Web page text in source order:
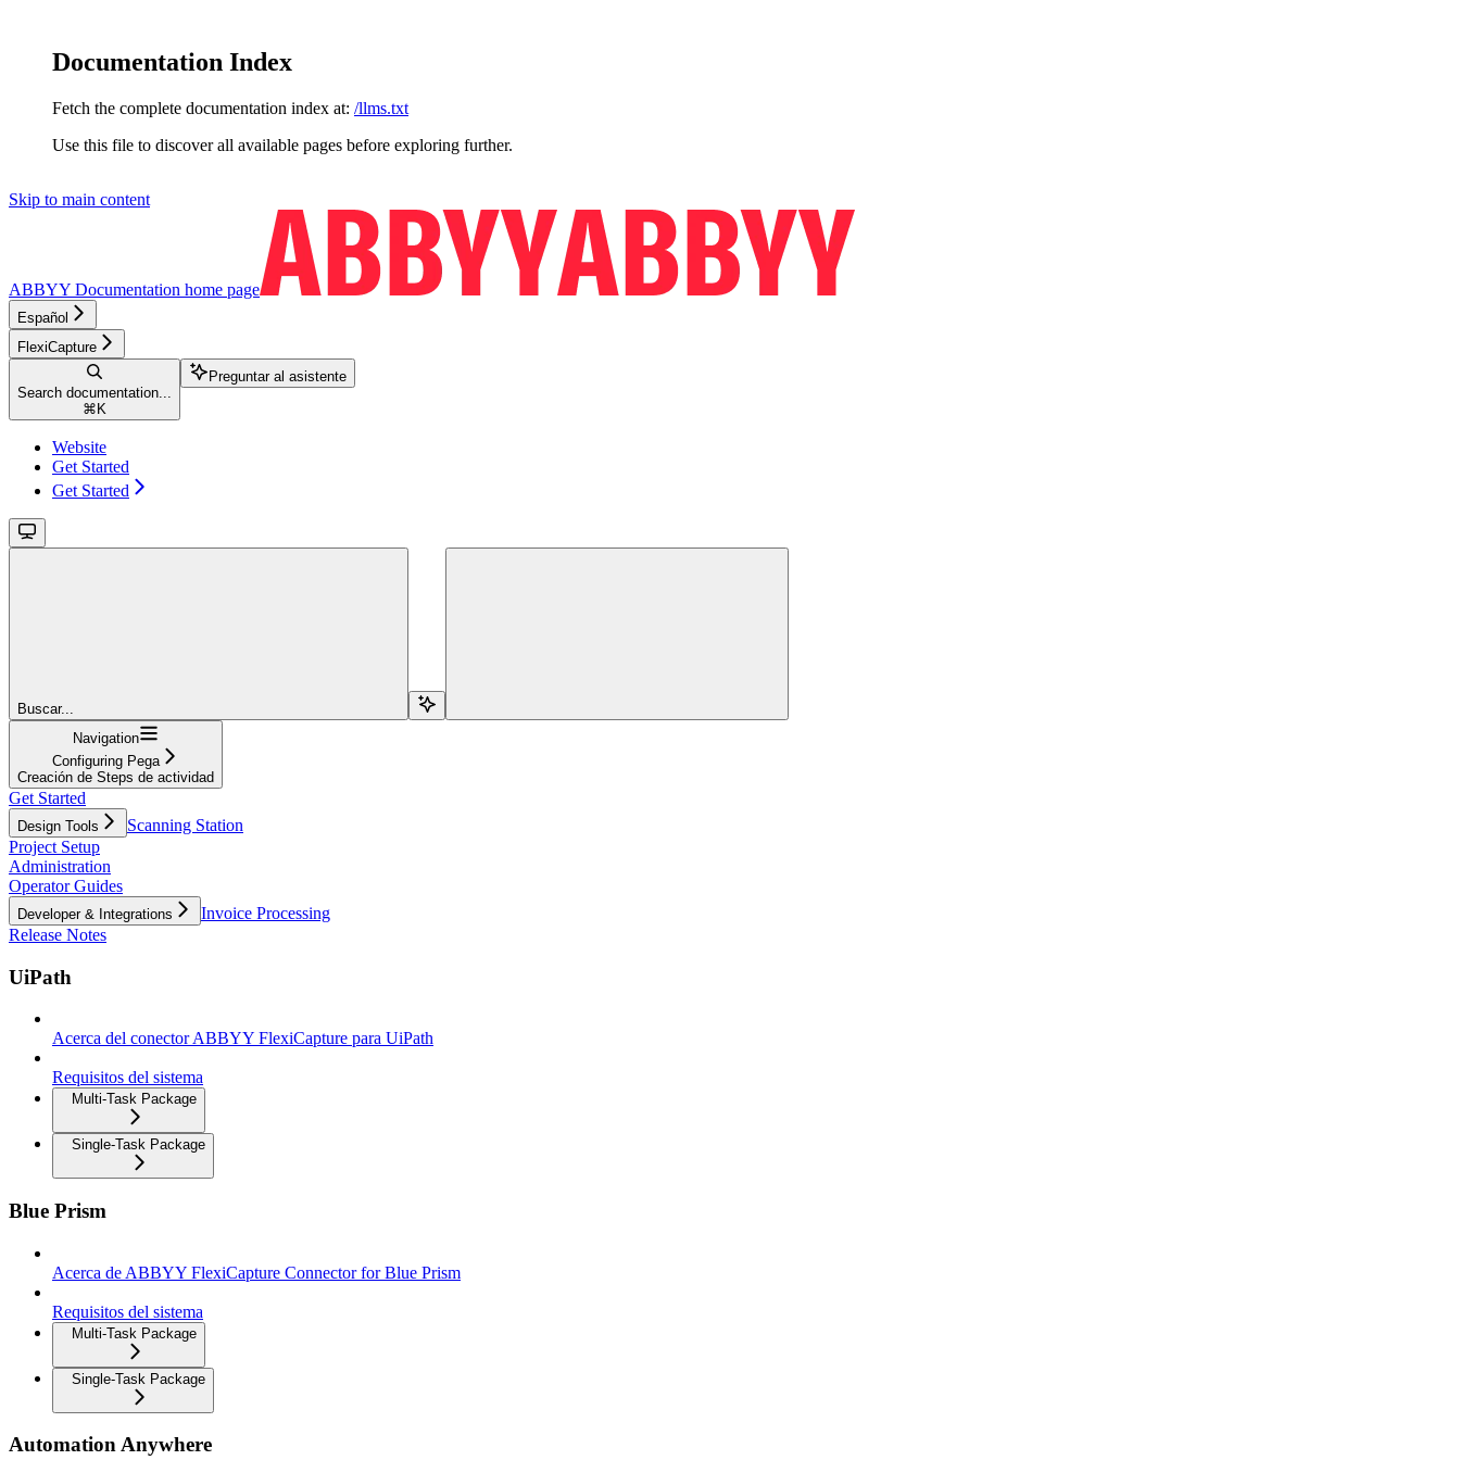
Documentation Index
Fetch the complete documentation index at: /llms.txt
Use this file to discover all available pages before exploring further.
Skip to main content
ABBYY Documentation home page
Español
FlexiCapture
Search documentation...
⌘ K
Preguntar al asistente
Website
Get Started
Get Started
Buscar...
Navigation
Configuring Pega
Creación de Steps de actividad
Get Started
Design Tools
Scanning Station
Project Setup
Administration
Operator Guides
Developer & Integrations
Invoice Processing
Release Notes
UiPath
Acerca del conector ABBYY FlexiCapture para UiPath
Requisitos del sistema
Multi-Task Package
Single-Task Package
Blue Prism
Acerca de ABBYY FlexiCapture Connector for Blue Prism
Requisitos del sistema
Multi-Task Package
Single-Task Package
Automation Anywhere